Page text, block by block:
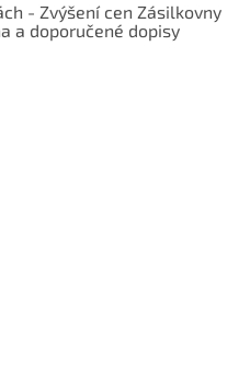
- Zvýšení cen Zásilkovny
a doporučené dopisy